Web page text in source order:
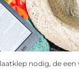
nodig, de een